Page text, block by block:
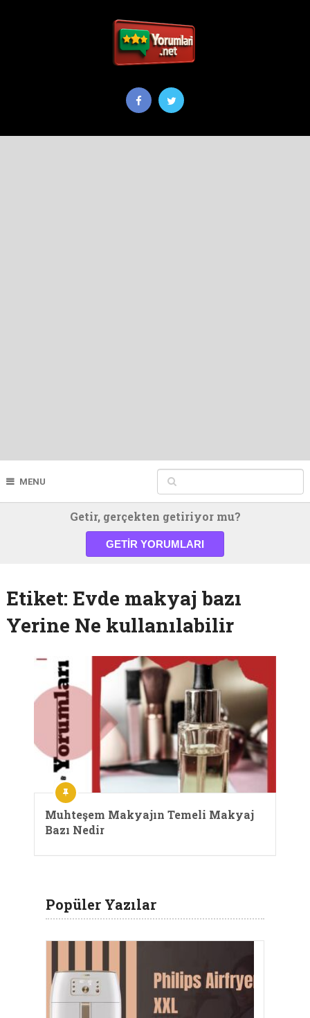
MENU
Getir, gerçekten getiriyor mu?
GETIR YORUMLARI
Etiket: Evde makyaj bazı
Yerine Ne kullanılabilir
Muhteşem Makyajın Temeli Makyaj
Bazı Nedir
Popüler Yazılar